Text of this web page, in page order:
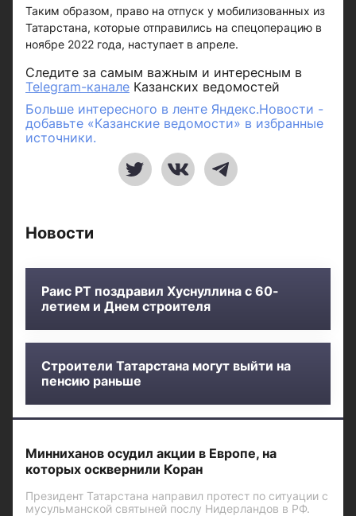
Таким образом, право на отпуск у мобилизованных из
Татарстана, которые отправились на спецоперацию в
ноябре 2022 года, наступает в апреле.
Следите за самым важным и интересным в
Telegram-канале Казанских ведомостей
Больше интересного в ленте Яндекс.Новости -
добавьте «Казанские ведомости» в избранные
источники.
Новости
Раис РТ поздравил Хуснуллина с 60-
летием и Днем строителя
Строители Татарстана могут выйти на
пенсию раньше
Минниханов осудил акции в Европе, на
которых осквернили Коран
Президент Татарстана направил протест по ситуации с
мусульманской святыней послу Нидерландов в РФ.